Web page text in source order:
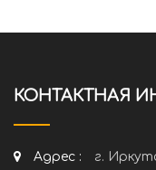
КОНТАКТНАЯ
Адрес :
г.